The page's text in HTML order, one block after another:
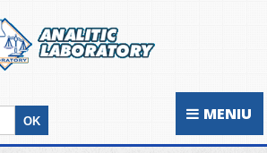
MENIU